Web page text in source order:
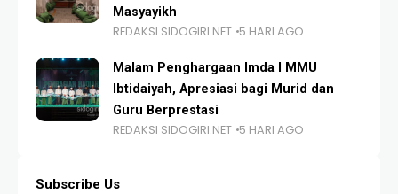
Masyayikh
REDAKSI SIDOGIRI.NET 5 HARI AGO
Malam Penghargaan Imda I MMU
Ibtidaiyah, Apresiasi bagi Murid dan
Guru Berprestasi
REDAKSI SIDOGIRI.NET 5 HARI AGO
Subscribe Us